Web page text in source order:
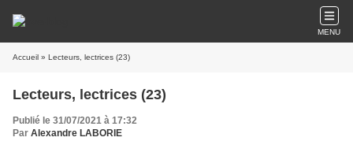
MENU
Accueil » Lecteurs, lectrices (23)
Lecteurs, lectrices (23)
Publié le 31/07/2021 à 17:32
Par Alexandre LABORIE